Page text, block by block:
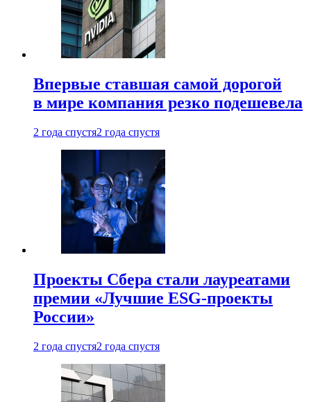
Впервые ставшая самой дорогой
в мире компания резко подешевела
2 года спустя2 года спустя
Проекты Сбера стали лауреатами
премии «Лучшие ESG-проекты
России»
2 года спустя2 года спустя